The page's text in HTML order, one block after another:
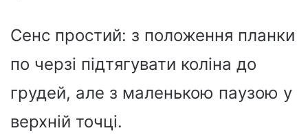
Сенс простий: з положення планки
по черзі підтягувати коліна до
грудей, але з маленькою паузою у
верхній точці.